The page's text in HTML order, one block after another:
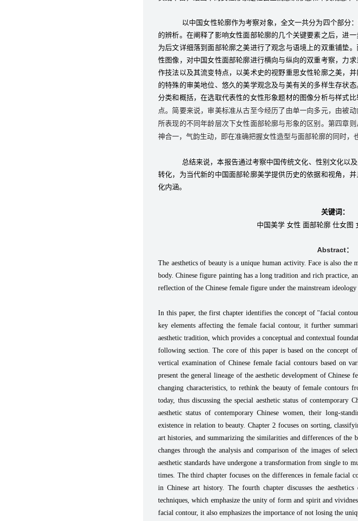
以中国女性轮廓作为考察对象，全文一共分为四个部分
的辨析。在阐释了影响女性面部轮廓的几个关键要素之后，进
为后文详细落到面部轮廓之美进行了观念与语境上的双重铺垫
性图像，对中国女性面部轮廓进行横向与纵向的双重考察，力
作技法以及其流变特点，以美术史的视野重思女性轮廓之美，
的特殊的审美地位、悠久的美学观念及与美有关的多样生存状
分类和概括，在选取代表性的女性形象题材的图像分析与样式
点。简要来说，审美标准从古至今经历了由单一向多元，由被
所表现的不同年龄层次下女性面部轮廓与形象的区别。第四章
神合一，气韵生动，即在准确把握女性造型与面部轮廓的同时，
总结来说，本报告通过考察中国传统文化、性别文化以
转化，为当代新的中国面部轮廓美学提供历史的依据和视角，
化内涵。
关键词：
中国美学 女性 面部轮廓 仕女图
Abstract：
The aesthetics of beauty is a unique human activity. Face is also the
body. Chinese figure painting has a long tradition and rich practice,
reflection of the Chinese female figure under the mainstream ideology
In this paper, the first chapter identifies the concept of "facial
key elements affecting the female facial contour, it further
aesthetic tradition, which provides a conceptual and contextual
following section. The core of this paper is based on the concept
vertical examination of Chinese female facial contours based on
present the general lineage of the aesthetic development of Chinese
changing characteristics, to rethink the beauty of female contours
today, thus discussing the special aesthetic status of contemporary
aesthetic status of contemporary Chinese women, their long-
existence in relation to beauty. Chapter 2 focuses on sorting,
art histories, and summarizing the similarities and differences of
changes through the analysis and comparison of the images of
aesthetic standards have undergone a transformation from single to
times. The third chapter focuses on the differences in female facial
in Chinese art history. The fourth chapter discusses the
techniques, which emphasize the unity of form and spirit and
facial contour, it also emphasizes the importance of not losing the